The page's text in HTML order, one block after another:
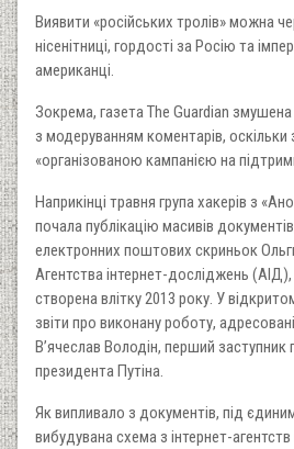
Виявити «російських тролів» можна
нісенітниці, гордості за Росію та
американці.
Зокрема, газета The Guardian
з модеруванням коментарів, оскільки
«організованою кампанією на
Наприкінці травня група хакерів з
почала публікацію масивів
електронних поштових скриньок
Агентства інтернет-досліджень
створена влітку 2013 року. У
звіти про виконану роботу,
В’ячеслав Володін, перший заступник
президента Путіна.
Як випливало з документів, під
вибудувана схема з інтернет-